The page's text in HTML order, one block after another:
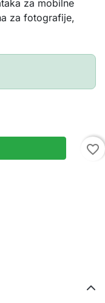
za mobilne
za fotografije,
favorite_border